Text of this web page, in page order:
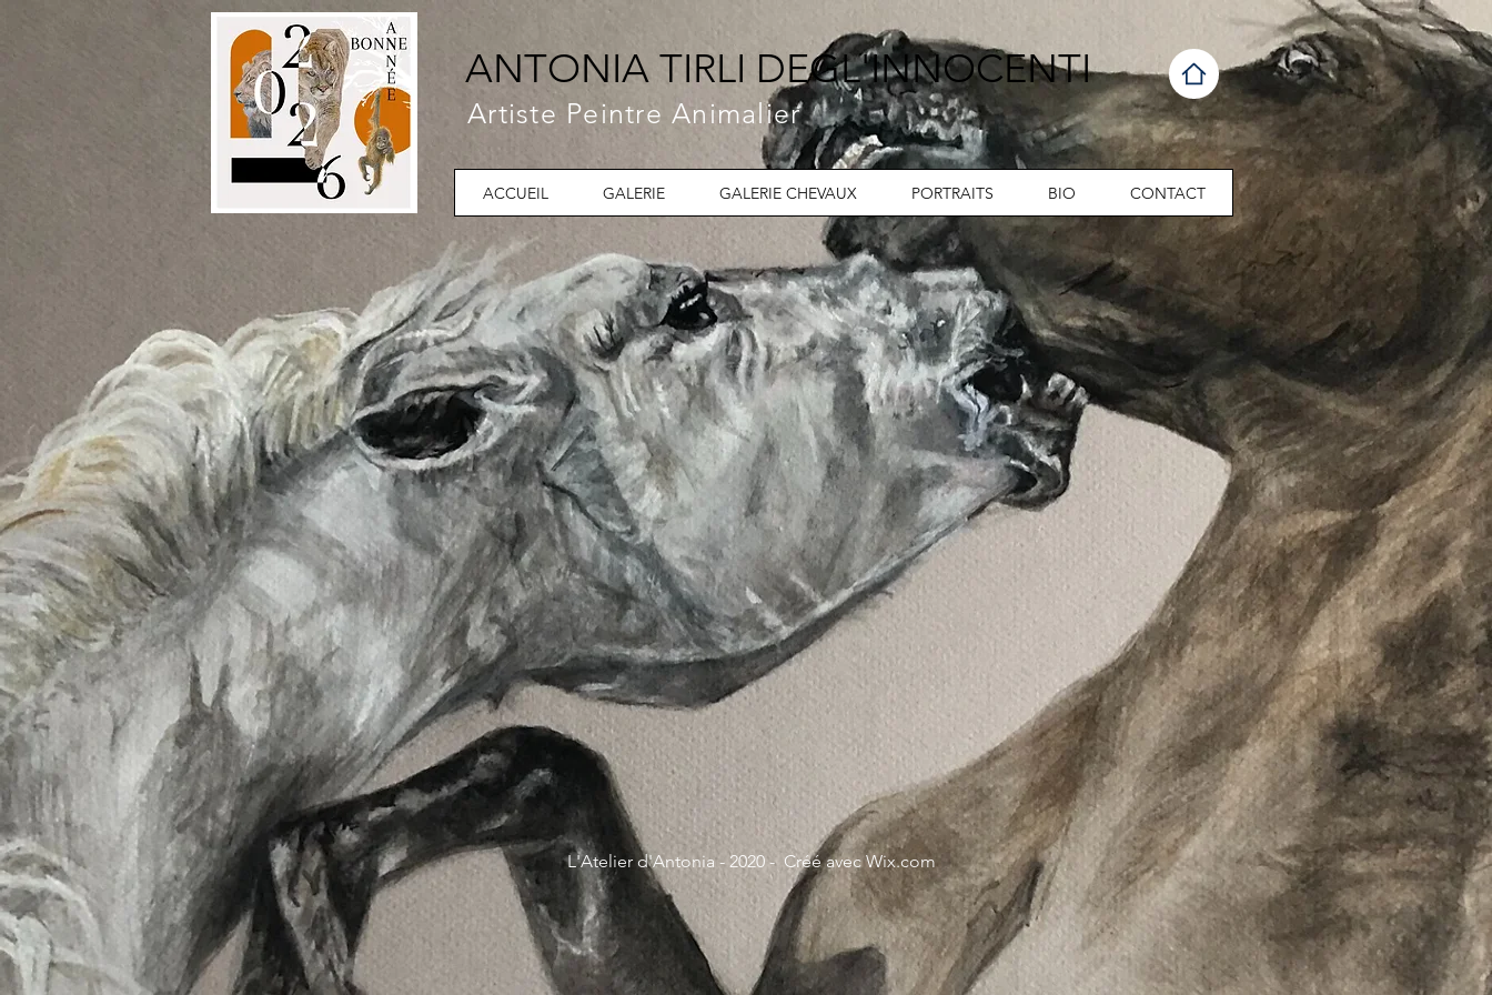
ANTONIA TIRLI DEGL'INNOCENTI
Artiste Peintre Animalier
ACCUEIL GALERIE GALERIE CHEVAUX PORTRAITS BIO CONTACT
L'Atelier d'Antonia - 2020 - Créé avec Wix.com